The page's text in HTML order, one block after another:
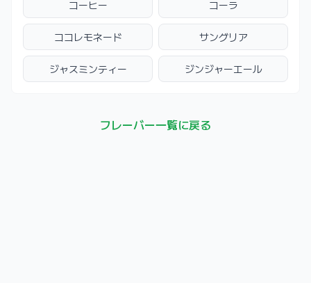
コーヒー コーラ
ココレモネード サングリア
ジャスミンティー ジンジャーエール
フレーバー一覧に戻る